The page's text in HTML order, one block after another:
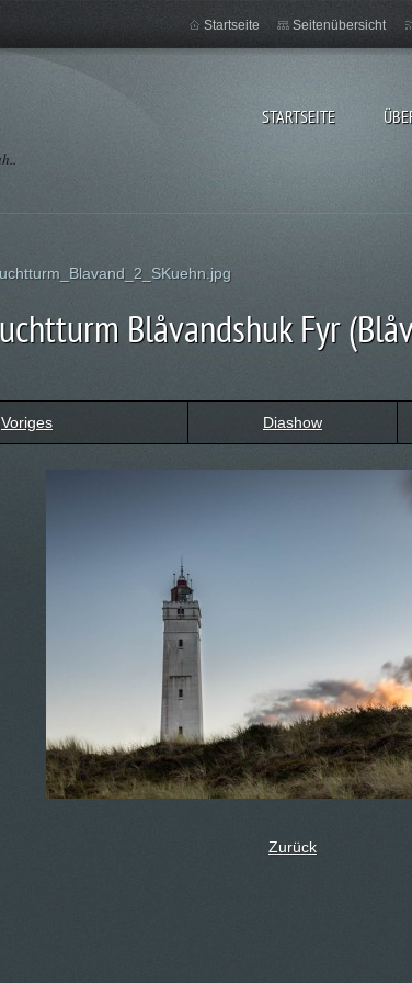
STARTSEITE
Startseite Seitenübersicht
Blåvandshuk Fyr
Voriges Diashow
Zurück